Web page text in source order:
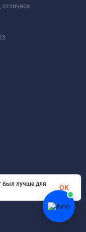
отличное
был лучше для
OK